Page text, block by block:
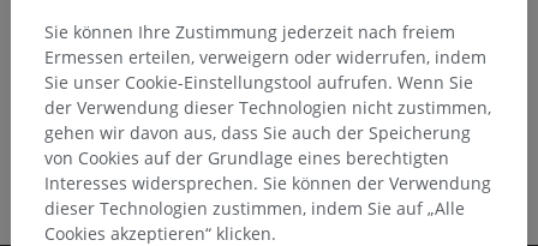
Sie können Ihre Zustimmung jederzeit nach freiem
Ermessen erteilen, verweigern oder widerrufen, indem
Sie unser Cookie-Einstellungstool aufrufen. Wenn Sie
der Verwendung dieser Technologien nicht zustimmen,
gehen wir davon aus, dass Sie auch der Speicherung
von Cookies auf der Grundlage eines berechtigten
Interesses widersprechen. Sie können der Verwendung
dieser Technologien zustimmen, indem Sie auf „Alle
Cookies akzeptieren“ klicken.